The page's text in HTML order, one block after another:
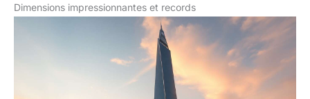
Dimensions impressionnantes et records